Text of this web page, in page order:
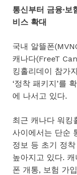
통신부터 금융·
비스 확대
국내 알뜰폰
캐나다(FreeT
킹홀리데이 참가
‘정착 패키지’를
에 나서고 있다.
최근 캐나다 워킹
사이에서는 단순
정보 등 초기 정
높아지고 있다.
폰 개통, 보험 가